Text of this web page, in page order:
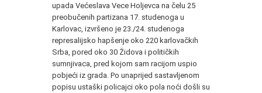
upada Većeslava Vece Holjevca na čelu 25
preobučenih partizana 17. studenoga u
Karlovac, izvršeno je 23./24. studenoga
represalijsko hapšenje oko 220 karlovačkih
Srba, pored oko 30 Židova i političkih
sumnjivaca, pred kojom sam racijom uspio
pobjeći iz grada. Po unaprijed sastavljenom
popisu ustaški policajci oko pola noći došli su